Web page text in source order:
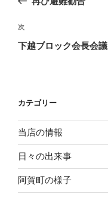
ビ
ゲ
ン
投
稿
次
の
次
下越ブロック会長会議
カテゴリー
当店の情報
日々の出来事
阿賀町の様子